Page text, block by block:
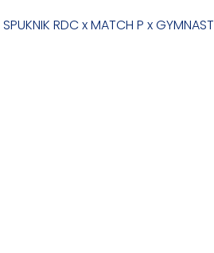
SPUKNIK RDC x MATCH P x GYMNAST